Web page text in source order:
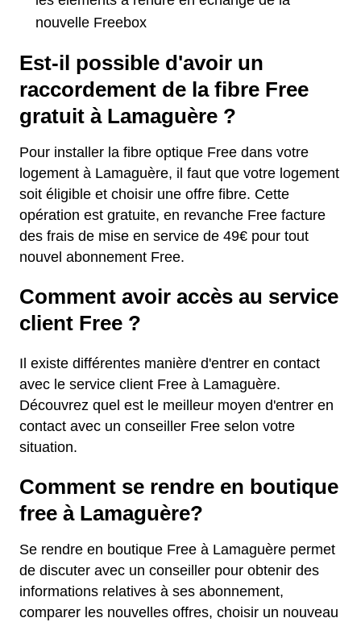
nouvelle Freebox
Est-il possible d'avoir un
raccordement de la fibre Free
gratuit à Lamaguère ?
Pour installer la fibre optique Free dans votre
logement à Lamaguère, il faut que votre logement
soit éligible et choisir une offre fibre. Cette
opération est gratuite, en revanche Free facture
des frais de mise en service de 49€ pour tout
nouvel abonnement Free.
Comment avoir accès au service
client Free ?
Il existe différentes manière d'entrer en contact
avec le service client Free à Lamaguère.
Découvrez quel est le meilleur moyen d'entrer en
contact avec un conseiller Free selon votre
situation.
Comment se rendre en boutique
free à Lamaguère?
Se rendre en boutique Free à Lamaguère permet
de discuter avec un conseiller pour obtenir des
informations relatives à ses abonnement,
comparer les nouvelles offres, choisir un nouveau